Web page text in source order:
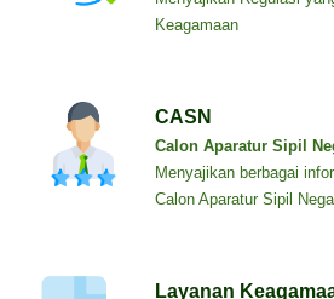
Keagamaan
CASN
Calon Aparatur Sipil
Menyajikan berbagai
Calon Aparatur Sipil
Layanan